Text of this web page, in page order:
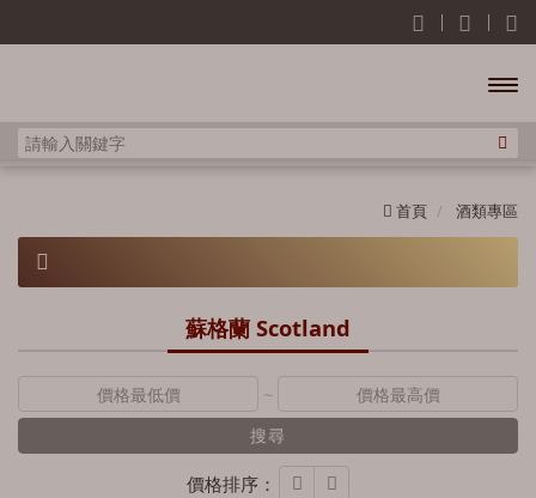
主選
單
首頁 酒類專區
蘇格蘭 Scotland
歐肯特軒 Auchentoshan
蘇格蘭 Scotland
~
搜尋
價格排序：